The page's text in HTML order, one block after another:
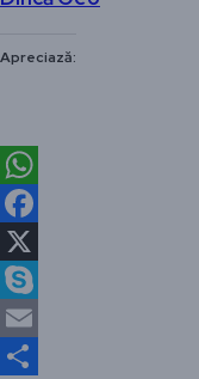
Apreciază:
WhatsApp
Facebook
X
Skype
Email